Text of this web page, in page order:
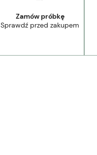
Zamów próbkę
Sprawdź przed zakupem